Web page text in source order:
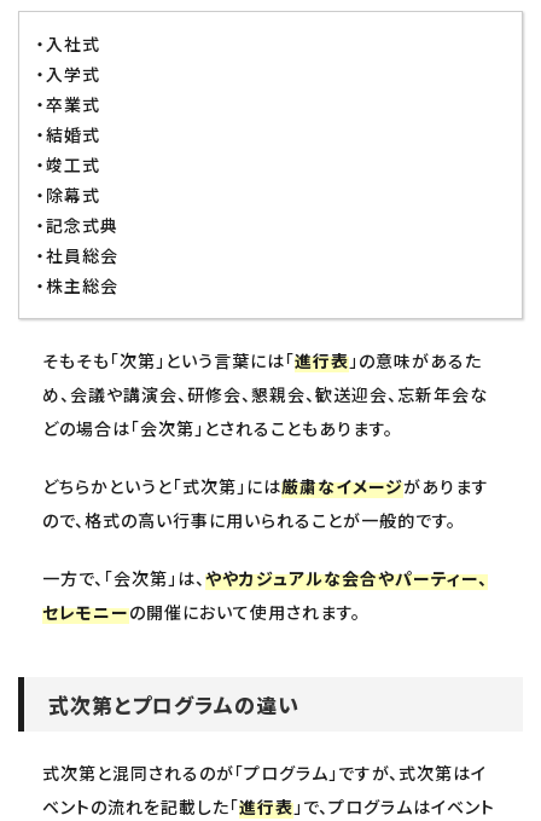
・入社式
・入学式
・卒業式
・結婚式
・竣工式
・除幕式
・記念式典
・社員総会
・株主総会
そもそも「次第」という言葉には「進行表」の意味があるた
め、会議や講演会、研修会、懇親会、歓送迎会、忘新年会な
どの場合は「会次第」とされることもあります。
どちらかというと「式次第」には厳粛なイメージがあります
ので、格式の高い行事に用いられることが一般的です。
一方で、「会次第」は、ややカジュアルな会合やパーティー、
セレモニーの開催において使用されます。
式次第とプログラムの違い
式次第と混同されるのが「プログラム」ですが、式次第はイ
ベントの流れを記載した「進行表」で、プログラムはイベント